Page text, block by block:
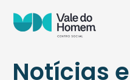
Notícias e